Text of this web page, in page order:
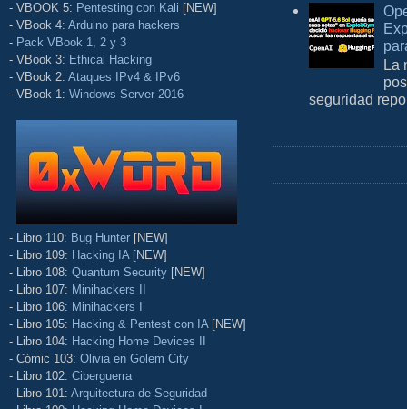
- VBOOK 5: Pentesting con Kali [NEW]
- VBook 4: Arduino para hackers
- Pack VBook 1, 2 y 3
- VBook 3: Ethical Hacking
- VBook 2: Ataques IPv4 & IPv6
- VBook 1: Windows Server 2016
- Libro 110: Bug Hunter [NEW]
- Libro 109: Hacking IA [NEW]
- Libro 108: Quantum Security [NEW]
- Libro 107: Minihackers II
- Libro 106: Minihackers I
- Libro 105: Hacking & Pentest con IA [NEW]
- Libro 104: Hacking Home Devices II
- Cómic 103: Olivia en Golem City
- Libro 102: Ciberguerra
- Libro 101: Arquitectura de Seguridad
La
seguridad